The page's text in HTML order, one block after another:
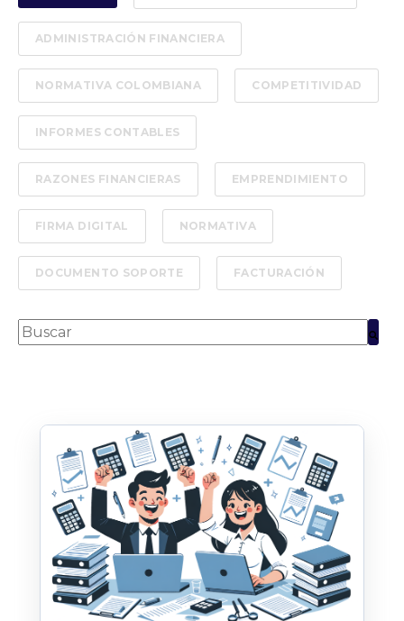
ADMINISTRACIÓN FINANCIERA
NORMATIVA COLOMBIANA COMPETITIVIDAD
INFORMES CONTABLES
RAZONES FINANCIERAS EMPRENDIMIENTO
FIRMA DIGITAL NORMATIVA
DOCUMENTO SOPORTE FACTURACIÓN
Esto es un campo de búsqueda con una función de